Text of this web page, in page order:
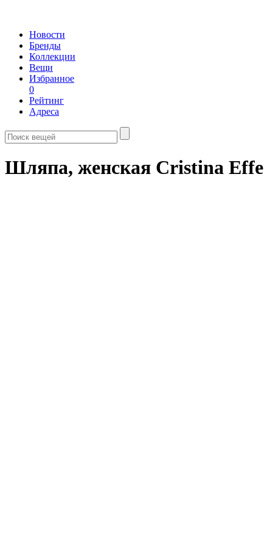
Новости
Бренды
Коллекции
Вещи
Избранное
0
Рейтинг
Адреса
Шляпа, женская Cristina Effe